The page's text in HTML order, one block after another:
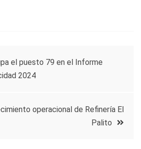
el puesto 79 en el Informe
2024
operacional de Refinería El
Palito